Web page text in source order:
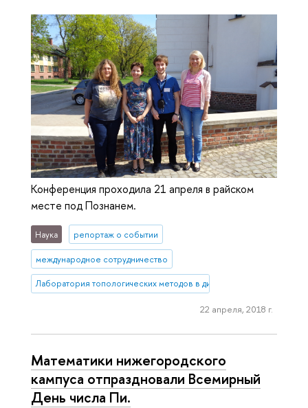
Конференция проходила 21 апреля в райском
месте под Познанем.
Наука репортаж о событии
международное сотрудничество
Лаборатория топологических методов в динамике
22 апреля, 2018 г.
Математики нижегородского
кампуса отпраздновали Всемирный
День числа Пи.